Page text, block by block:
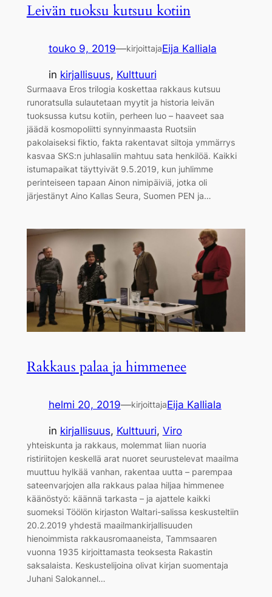
Leivän tuoksu kutsuu kotiin
touko 9, 2019—kirjoittajaEija Kalliala
in kirjallisuus, Kulttuuri
Surmaava Eros trilogia koskettaa rakkaus kutsuu
runoratsulla sulautetaan myytit ja historia leivän
tuoksussa kutsu kotiin, perheen luo – haaveet saa
jäädä kosmopoliitti synnyinmaasta Ruotsiin
pakolaiseksi fiktio, fakta rakentavat siltoja ymmärrys
kasvaa SKS:n juhlasaliin mahtuu sata henkilöä. Kaikki
istumapaikat täyttyivät 9.5.2019, kun juhlimme
perinteiseen tapaan Ainon nimipäiviä, jotka oli
järjestänyt Aino Kallas Seura, Suomen PEN ja…
Rakkaus palaa ja himmenee
helmi 20, 2019—kirjoittajaEija Kalliala
in kirjallisuus, Kulttuuri, Viro
yhteiskunta ja rakkaus, molemmat liian nuoria
ristiriitojen keskellä arat nuoret seurustelevat maailma
muuttuu hylkää vanhan, rakentaa uutta – parempaa
sateenvarjojen alla rakkaus palaa hiljaa himmenee
käänöstyö: käännä tarkasta – ja ajattele kaikki
suomeksi Töölön kirjaston Waltari-salissa keskusteltiin
20.2.2019 yhdestä maailmankirjallisuuden
hienoimmista rakkausromaaneista, Tammsaaren
vuonna 1935 kirjoittamasta teoksesta Rakastin
saksalaista. Keskustelijoina olivat kirjan suomentaja
Juhani Salokannel…